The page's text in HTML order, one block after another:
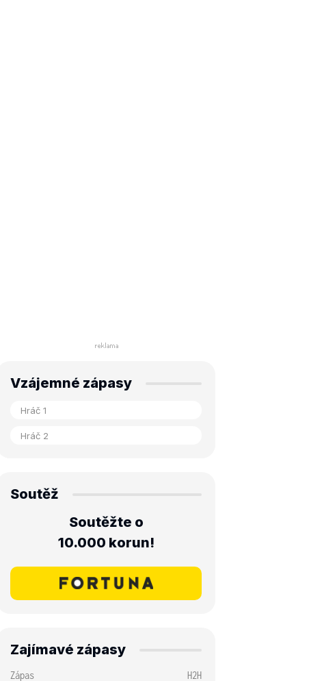
Vzájemné zápasy
Soutěž
Soutěžte o
10.000 korun!
Zajímavé zápasy
Zápas
H2H